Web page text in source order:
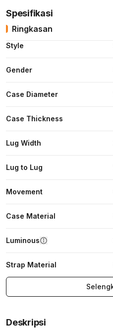
Spesifikasi
Ringkasan
Style
Gender
Case Diameter
Case Thickness
Lug Width
Lug to Lug
Movement
Case Material
Luminous
Strap Material
Deskripsi